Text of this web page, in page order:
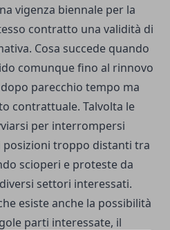
vigenza biennale per la
contratto una validità di
Cosa succede quando
comunque fino al rinnovo
parecchio tempo ma
contrattuale. Talvolta le
per interrompersi
posizioni troppo distanti tra
scioperi e proteste da
settori interessati.
esiste anche la possibilità
parti interessate, il